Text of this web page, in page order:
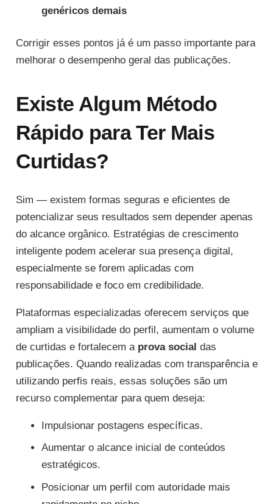
genéricos demais
Corrigir esses pontos já é um passo importante para
melhorar o desempenho geral das publicações.
Existe Algum Método
Rápido para Ter Mais
Curtidas?
Sim — existem formas seguras e eficientes de
potencializar seus resultados sem depender apenas
do alcance orgânico. Estratégias de crescimento
inteligente podem acelerar sua presença digital,
especialmente se forem aplicadas com
responsabilidade e foco em credibilidade.
Plataformas especializadas oferecem serviços que
ampliam a visibilidade do perfil, aumentam o volume
de curtidas e fortalecem a prova social das
publicações. Quando realizadas com transparência e
utilizando perfis reais, essas soluções são um
recurso complementar para quem deseja:
Impulsionar postagens específicas.
Aumentar o alcance inicial de conteúdos
estratégicos.
Posicionar um perfil com autoridade mais